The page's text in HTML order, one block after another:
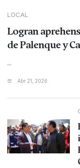
LOCAL
Logran
de Palenque y
...
Abr 21, 2026